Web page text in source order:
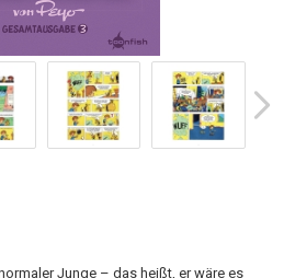
Junge – das heißt, er wäre es